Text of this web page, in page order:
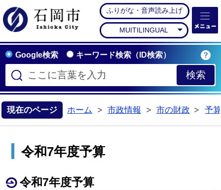
石岡市公式ホームペー
ふりがな・音声読み上げ
MUITILINGUAL
Google検索 キーワード検索（ID検索）
現在のページ ホーム
市政情報
市の財政
予
令和7年度予算
令和7年度予算